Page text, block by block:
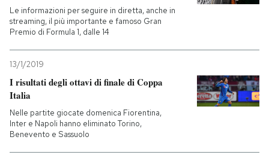
Le informazioni per seguire in diretta, anche in
streaming, il più importante e famoso Gran
Premio di Formula 1, dalle 14
13/1/2019
I risultati degli ottavi di finale di Coppa
Italia
Nelle partite giocate domenica Fiorentina,
Inter e Napoli hanno eliminato Torino,
Benevento e Sassuolo